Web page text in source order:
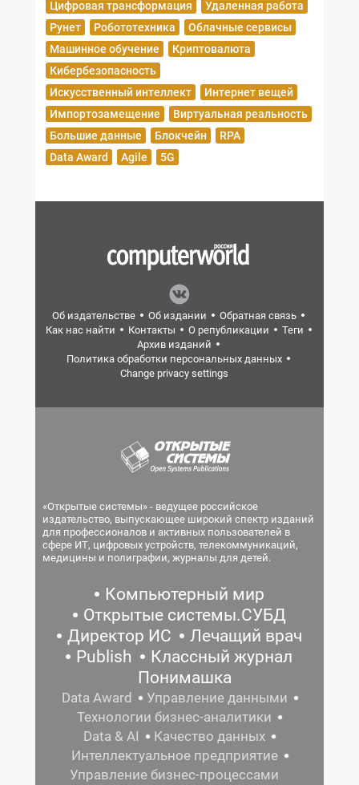
Цифровая трансформация
Удаленная работа
Рунет
Робототехника
Облачные сервисы
Машинное обучение
Криптовалюта
Кибербезопасность
Искусственный интеллект
Интернет вещей
Импортозамещение
Виртуальная реальность
Большие данные
Блокчейн
RPA
Data Award
Agile 5G
Об издательстве Об издании
Обратная связь
Как нас найти
Контакты О републикации
Теги
Архив изданий
Политика обработки персональных данных
Change privacy settings
«Открытые системы» - ведущее российское
издательство, выпускающее широкий спектр изданий
для профессионалов и активных пользователей в
сфере ИТ, цифровых устройств, телекоммуникаций,
медицины и полиграфии, журналы для детей.
Компьютерный мир
Открытые системы.СУБД
Директор ИС
Лечащий врач
Publish
Классный журнал
Понимашка
Data Award
Управление данными
Технологии бизнес-аналитики
Data & AI
Качество данных
Интеллектуальное предприятие
Управление бизнес-процессами